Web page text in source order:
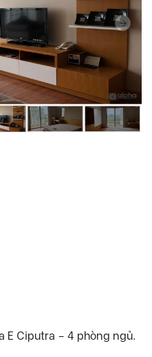
E Ciputra – 4 phòng ngủ.